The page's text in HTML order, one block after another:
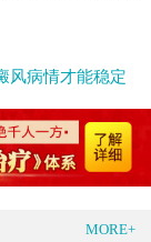
风病情才能稳定
MORE+